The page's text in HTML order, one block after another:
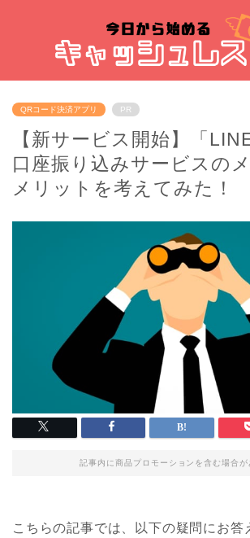
QRコード決済アプリ PR
【新サービス開始】「
口座振り込みサービスの
メリットを考えてみた！
記事内に商品プロモーションを含む場合が
こちらの記事では、以下の疑問にお答